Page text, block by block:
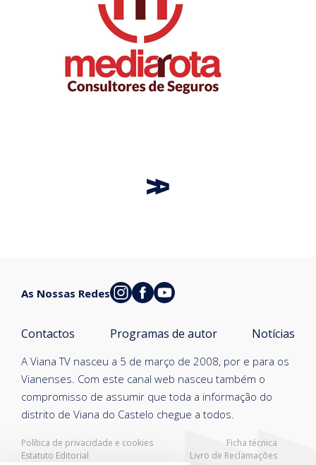
Política de privacidade e cookies
Ficha técnica
Estatuto Editorial
Livro de Reclamações
A Viana TV nasceu a 5 de março de 2008, por e para os
Vianenses. Com este canal web nasceu também o
compromisso de assumir que toda a informação do
distrito de Viana do Castelo chegue a todos.
Contactos Programas de autor Notícias
As Nossas Redes